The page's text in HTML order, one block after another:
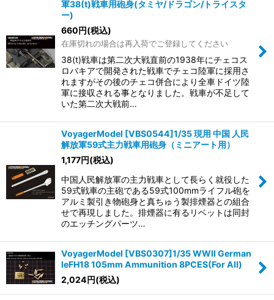
軍38(t)戦車用砲身(タミヤ/ドラゴン/トライスタ
ー)
660円(税込)
在庫切れの場合は再入荷でご登録してください
38(t)戦車は第二次大戦直前の1938年にチェコス
ロバキアで開発された戦車でチェコ陸軍に採用さ
れますがその後のチェコ併合により全車ドイツ陸
軍に接収される事となりました。戦車が不足して
いた第二次大戦前…
VoyagerModel [VBS0544]1/35 現用 中国 人民
解放軍59式主力戦車用砲身（ミニアート用）
1,177円(税込)
中国人民解放軍の主力戦車として長らく就役した
59式戦車の主砲である59式100mmライフル砲を
アルミ製引き物砲身と真ちゅう製排煙器との組合
せで再現しました。排煙器に有るリベットは同封
のエッチングパーツ…
VoyagerModel [VBS0307]1/35 WWII German
leFH18 105mm Ammunition 8PCES(For All)
2,024円(税込)